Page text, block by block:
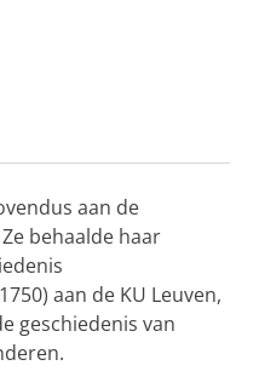
aan de
behaalde haar
aan de KU Leuven,
geschiedenis van